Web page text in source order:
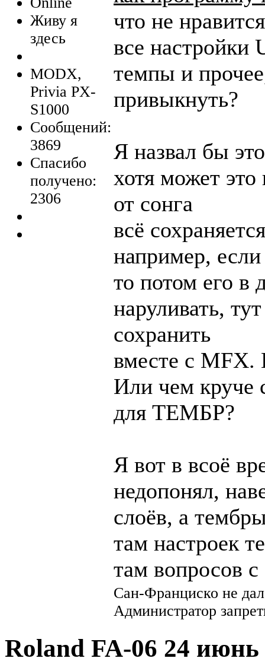
Живу я
здесь
MODX,
Privia PX-
S1000
Сообщений:
3869
Спасибо
получено:
2306
что не
все настройки
темпы и
привыкнуть?
Я назвал бы
хотя может
от сонга
всё
например,
то потом его в
наруливать,
сохранить
вместе с MFX.
Или чем круче
для ТЕМБР?
Я вот в всоё
недопонял,
слоёв, а
там настроек
там вопросов с
Сан-Франциско не
Администратор
Roland FA-06 24 июнь